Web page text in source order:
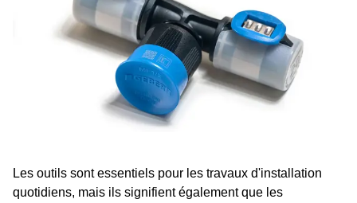
Les outils sont essentiels pour les travaux d'installation
quotidiens, mais ils signifient également que les